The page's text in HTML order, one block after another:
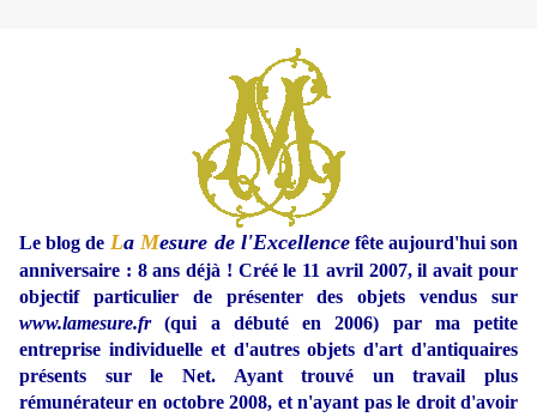
Le blog de LaMesure de l'Excellencefête aujourd'hui son
anniversaire : 8 ans déjà ! Créé le 11 avril 2007, il avait pour
objectif particulier de présenter des objets vendus sur
www.lamesure.fr(qui a débuté en 2006) par ma petite
entreprise individuelle et d'autres objets d'art d'antiquaires
présents sur le Net. Ayant trouvé un travail plus
rémunérateur en octobre 2008, et n'ayant pas le droit d'avoir